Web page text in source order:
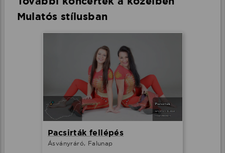
Mulatós stílusban
Pacsirták fellépés
Ásványráró, Falunap